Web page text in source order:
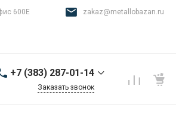
600Е zakaz@metallobazan.ru
+7 (383) 287-01-14
Заказать звонок